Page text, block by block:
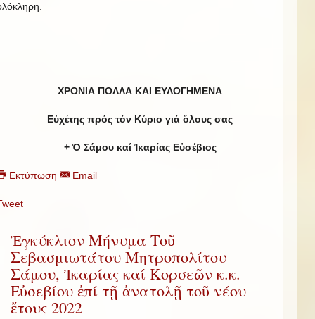
ΧΡΟΝΙΑ ΠΟΛΛΑ ΚAΙ ΕΥΛΟΓΗΜΕΝΑ
Εὐχέτης πρός τόν Κύριο γιά ὅλους σας
+ Ὁ Σάμου καί Ἰκαρίας Εὐσέβιος
Εκτύπωση Email
Ἐγκύκλιον Μήνυμα Τοῦ
Σεβασμιωτάτου Μητροπολίτου
Σάμου, Ἰκαρίας καί Κορσεῶν κ.κ.
Εὐσεβίου ἐπί τῇ ἀνατολῇ τοῦ νέου
ἔτους 2022